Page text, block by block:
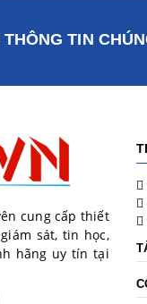
TIN
cung cấp thiết
sát, tin học,
hãng uy tín tại